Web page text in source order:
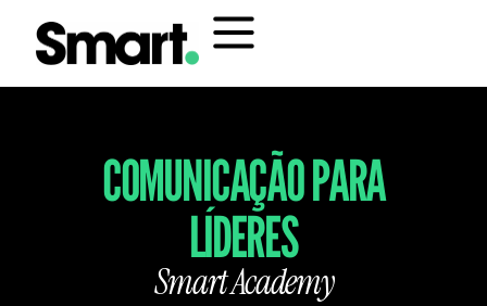
Smart Academy
COMUNICAÇÃO PARA
LÍDERES